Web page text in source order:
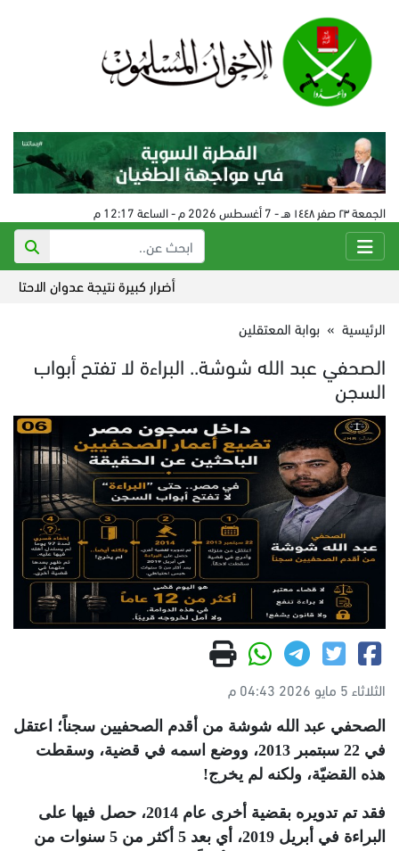
الجمعة ٢٣ صفر ١٤٤٨ هـ - 7 أغسطس 2026 م - الساعة 12:17 م
أضرار كبيرة نتيجة عدوان الاحتلال
الرئيسية » بوابة المعتقلين
الصحفي عبد الله شوشة.. البراءة لا تفتح أبواب
السجن
الثلاثاء 5 مايو 2026 04:43 م
الصحفي عبد الله شوشة من أقدم الصحفيين سجناً؛ اعتقل
في 22 سبتمبر 2013، ووضع اسمه في قضية، وسقطت
هذه القضيّة، ولكنه لم يخرج!
فقد تم تدويره بقضية أخرى عام 2014، حصل فيها على
البراءة في أبريل 2019، أي بعد 5 أكثر من 5 سنوات من